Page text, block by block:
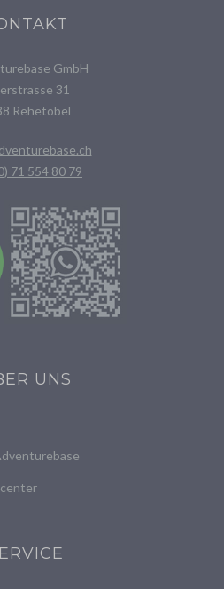
GmbH
31
Rehetobel
71 554 80 79
UNS